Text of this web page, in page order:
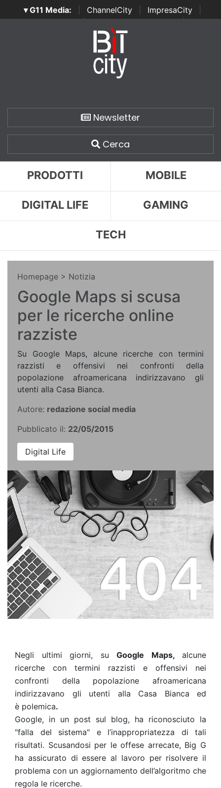
▾ G11 Media: ChannelCity ImpresaCity
SecurityOpenLab | Italian Channel Awards | Italian
Italian Security Awards
Newsletter
Cerca
PRODOTTI MOBILE
DIGITAL LIFE GAMING
TECH
Homepage > Notizia
Google Maps si scusa
per le ricerche online
razziste
Su Google Maps, alcune ricerche con termini
razzisti e offensivi nei confronti della
popolazione afroamericana indirizzavano gli
utenti alla Casa Bianca.
Autore: redazione social media
Pubblicato il: 22/05/2015
Digital Life
Negli ultimi giorni, su Google Maps, alcune
ricerche con termini razzisti e offensivi nei
confronti della popolazione afroamericana
indirizzavano gli utenti alla Casa Bianca ed
è polemica.
Google, in un post sul blog, ha riconosciuto la
"falla del sistema" e l’inappropriatezza di tali
risultati. Scusandosi per le offese arrecate, Big G
ha assicurato di essere al lavoro per risolvere il
problema con un aggiornamento dell’algoritmo che
regola le ricerche.